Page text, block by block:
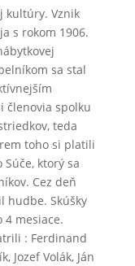
kultúry. Vznik
s rokom 1906.
sa stal
členovia spolku
teda
toho si platili
ktorý sa
Cez deň
hudbe. Skúšky
4 mesiace.
: Ferdinand
Jozef Volák, Ján